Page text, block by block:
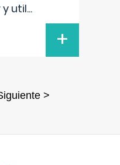
util...
+
>